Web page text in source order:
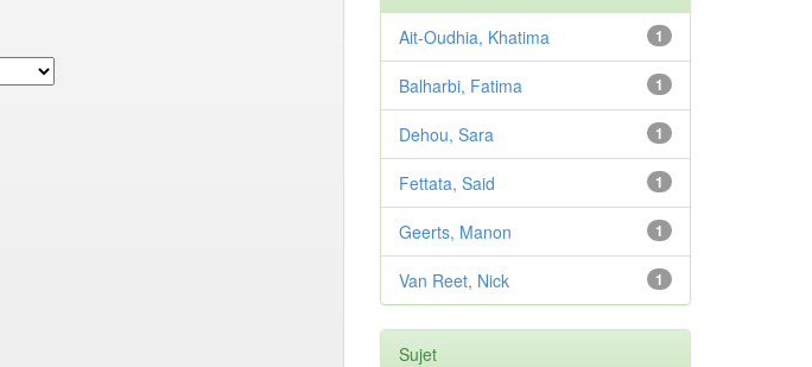
1
Ait-Oudhia, Khatima
1
Balharbi, Fatima
1
Dehou, Sara
1
Fettata, Said
1
Geerts, Manon
1
Van Reet, Nick
Sujet